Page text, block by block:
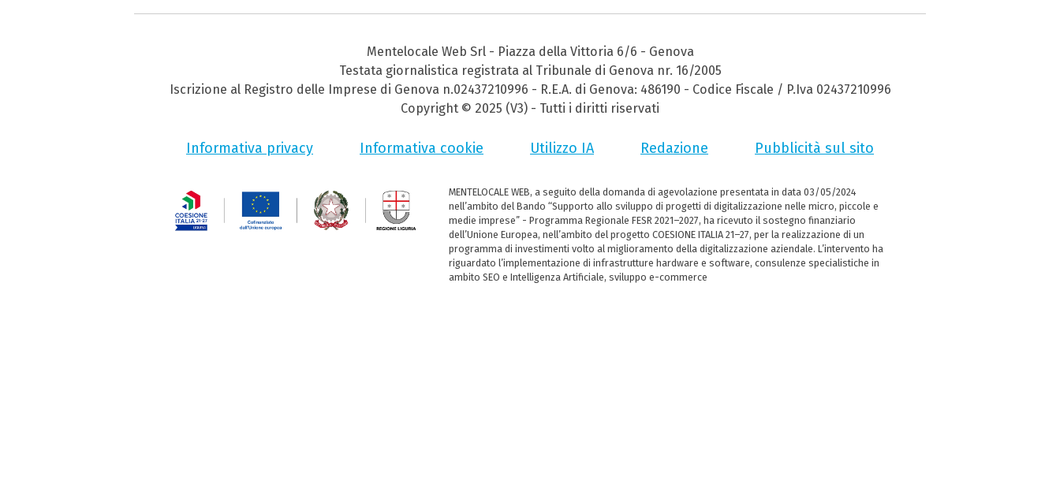
Mentelocale Web Srl - Piazza della Vittoria 6/6 - Genova
Testata giornalistica registrata al Tribunale di Genova nr. 16/2005
Iscrizione al Registro delle Imprese di Genova n.02437210996 - R.E.A. di Genova: 486190 - Codice Fiscale / P.Iva 02437210996
Copyright © 2025 (V3) - Tutti i diritti riservati
Informativa privacy Informativa cookie Utilizzo IA Redazione Pubblicità sul sito
MENTELOCALE WEB, a seguito della domanda di agevolazione presentata in data 03/05/2024
nell’ambito del Bando “Supporto allo sviluppo di progetti di digitalizzazione nelle micro, piccole e
medie imprese” - Programma Regionale FESR 2021–2027, ha ricevuto il sostegno finanziario
dell’Unione Europea, nell’ambito del progetto COESIONE ITALIA 21–27, per la realizzazione di un
programma di investimenti volto al miglioramento della digitalizzazione aziendale. L’intervento ha
riguardato l’implementazione di infrastrutture hardware e software, consulenze specialistiche in
ambito SEO e Intelligenza Artificiale, sviluppo e-commerce